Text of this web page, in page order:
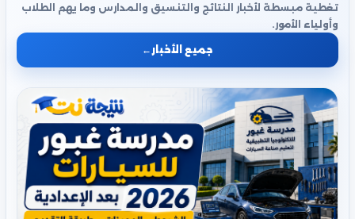
تغطية مبسطة لأخبار النتائج والتنسيق والمدارس وما يهم الطلاب
وأولياء الأمور.
جميع الأخبار ←